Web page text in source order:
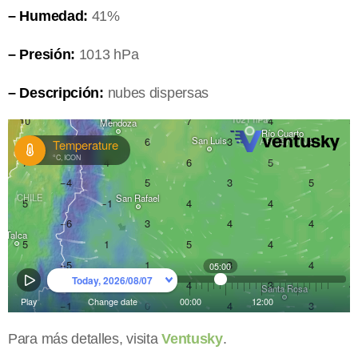
– Humedad: 41%
– Presión: 1013 hPa
– Descripción: nubes dispersas
Para más detalles, visitaVentusky.